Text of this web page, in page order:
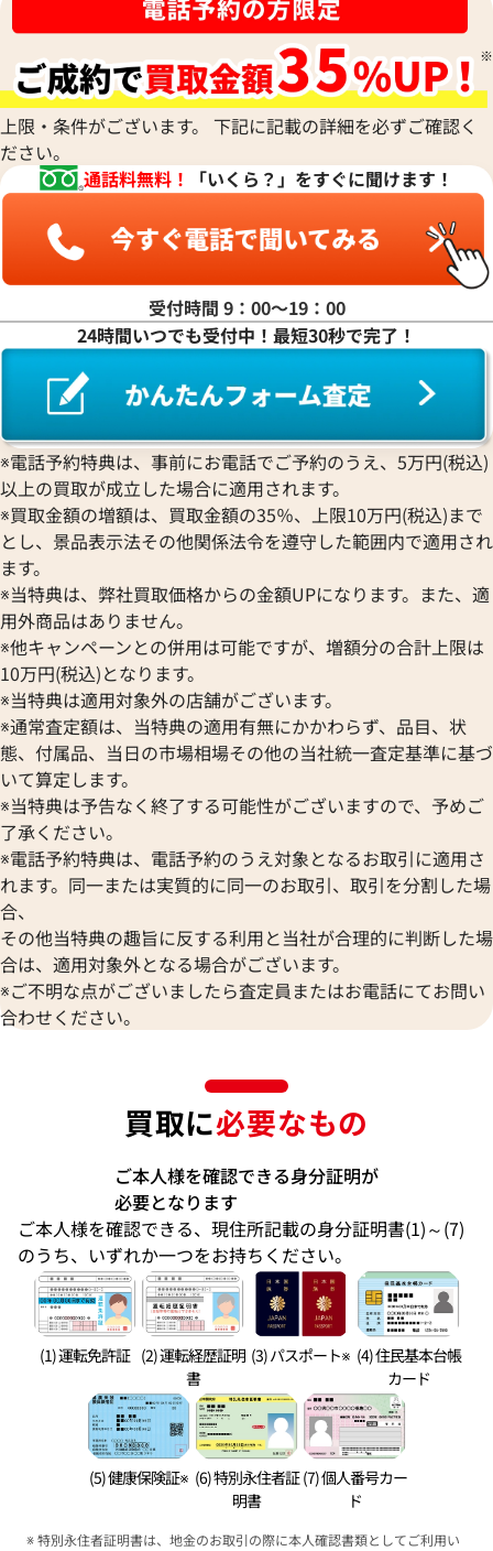
ハ行
マ行
ヤ行
ワ行
上限・条件がございます。 下記に記載の詳細を必ずご確認く
ださい。
通話料無料！
「いくら？」をすぐに聞けます！
受付時間 9：00〜19：00
24時間いつでも受付中！最短30秒で完了！
※電話予約特典は、事前にお電話でご予約のうえ、5万円(税込)
以上の買取が成立した場合に適用されます。
※買取金額の増額は、買取金額の35％、上限10万円(税込)まで
とし、景品表示法その他関係法令を遵守した範囲内で適用され
ます。
※当特典は、弊社買取価格からの金額UPになります。また、適
用外商品はありません。
※他キャンペーンとの併用は可能ですが、増額分の合計上限は
10万円(税込)となります。
※当特典は適用対象外の店舗がございます。
※通常査定額は、当特典の適用有無にかかわらず、品目、状
態、付属品、当日の市場相場その他の当社統一査定基準に基づ
いて算定します。
※当特典は予告なく終了する可能性がございますので、予めご
了承ください。
※電話予約特典は、電話予約のうえ対象となるお取引に適用さ
れます。同一または実質的に同一のお取引、取引を分割した場
合、
その他当特典の趣旨に反する利用と当社が合理的に判断した場
合は、適用対象外となる場合がございます。
※ご不明な点がございましたら査定員またはお電話にてお問い
合わせください。
買取に必要なもの
ご本人様を確認できる身分証明が
必要となります
ご本人様を確認できる、現住所記載の身分証明書(1)～(7)
のうち、いずれか一つをお持ちください。
(1) 運転免許証 (2) 運転経歴証明
書
(3) パスポート※ (4) 住民基本台帳
カード
(5) 健康保険証※ (6) 特別永住者証
明書
(7) 個人番号カー
ド
特別永住者証明書は、地金のお取引の際に本人確認書類としてご利用い